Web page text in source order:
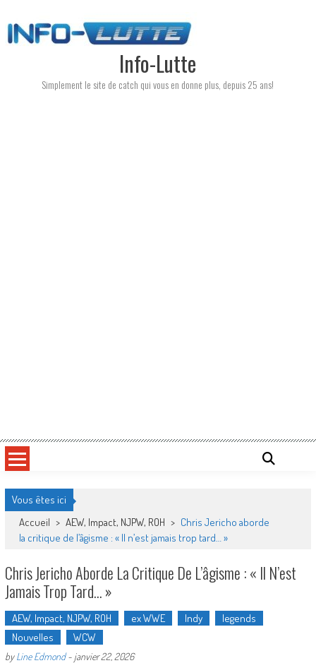
to
content
Info-Lutte
Simplement le site de catch qui vous en donne plus, depuis 25 ans!
Vous êtes ici
Accueil > AEW, Impact, NJPW, ROH > Chris Jericho aborde
la critique de l’âgisme : « Il n’est jamais trop tard… »
Chris Jericho Aborde La Critique De L’âgisme : « Il N’est
Jamais Trop Tard… »
AEW, Impact, NJPW, ROH ex WWE Indy
legends
Nouvelles
WCW
byLine Edmond- janvier 22, 2026